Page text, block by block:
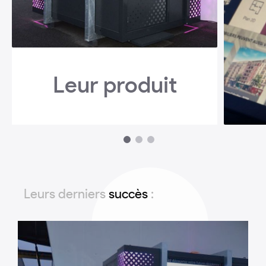
Leur produit
1 2 3
Leurs derniers succès :